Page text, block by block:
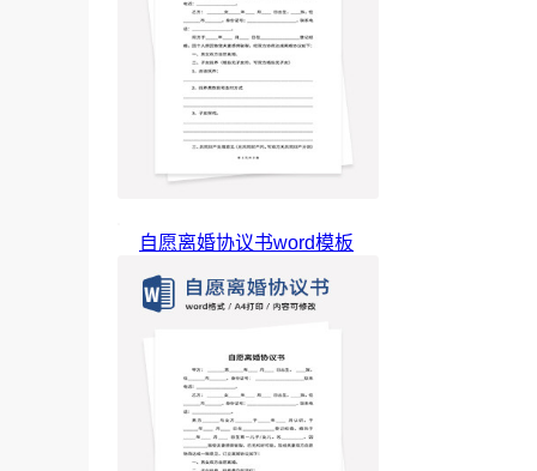
自愿离婚协议书word模板